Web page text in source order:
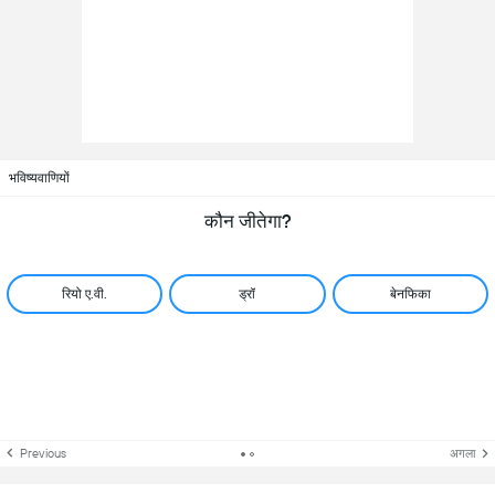
भविष्यवाणियों
कौन जीतेगा?
रियो ए.वी. ड्रॉ बेनफिका
Previous अगला